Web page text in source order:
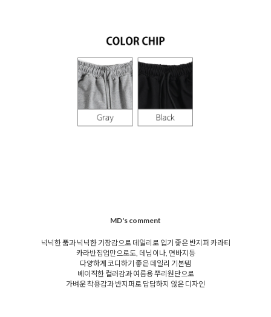
MD's comment
넉넉한 품과 넉넉한 기장감으로 데일리로 입기 좋은 반지퍼 카라티
카라반집업만으로도, 데님이나, 면바지등
다양하게 코디하기 좋은 데일리 기본템
베이직한 컬러감과 여름용 쭈리원단으로
가벼운 착용감과 반지퍼로 답답하지 않은 디자인